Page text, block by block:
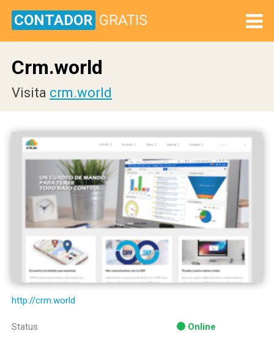
CONTADOR GRATIS
Crm.world
Visita crm.world
http://crm.world
Status Online